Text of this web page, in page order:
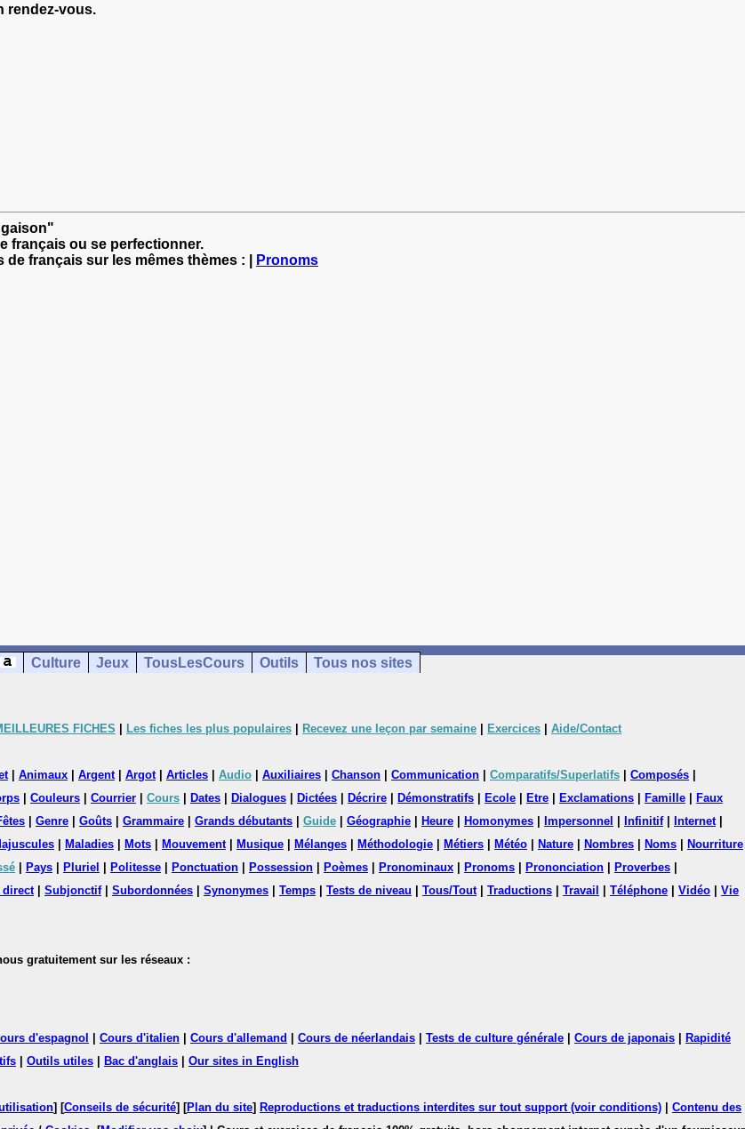
rendez-vous.
français ou se perfectionner.
français sur les mêmes thèmes : | Pronoms
Culture Jeux TousLesCours Outils Tous nos sites
FICHES Les fiches les plus populaires Recevez une leçon par semaine Exercices Aide/Contact
| Animaux Argent| Argot| Articles Audio Auxiliaires Chanson Communication Comparatifs/Superlatifs Composés
Couleurs Courrier Cours Dates Dialogues Dictées Décrire Démonstratifs Ecole Etre Exclamations Famille
Faux
Genre Goûts Grammaire Grands débutants Guide Géographie Heure Homonymes Impersonnel Infinitif| Internet|
Maladies Mots Mouvement| Musique Mélanges Méthodologie Métiers Météo Nature Nombres Noms
Nourriture
Pays Pluriel Politesse Ponctuation Possession Poèmes Pronominaux Pronoms Prononciation Proverbes
direct| Subjonctif| Subordonnées Synonymes Temps Tests de niveau Tous/Tout| Traductions Travail Téléphone Vidéo
Vie
gratuitement sur les réseaux :
d'espagnol Cours d'italien Cours d'allemand Cours de néerlandais Tests de culture générale Cours de japonais
Rapidité
Outils utiles Bac d'anglais Our sites in English
] [Conseils de sécurité] [Plan du site] Reproductions et traductions interdites sur tout support (voir conditions)
Contenu des